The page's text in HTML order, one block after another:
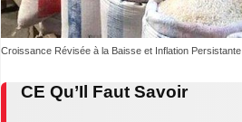
Croissance Révisée à la Baisse et Inflation Persistante
CE Qu’Il Faut Savoir